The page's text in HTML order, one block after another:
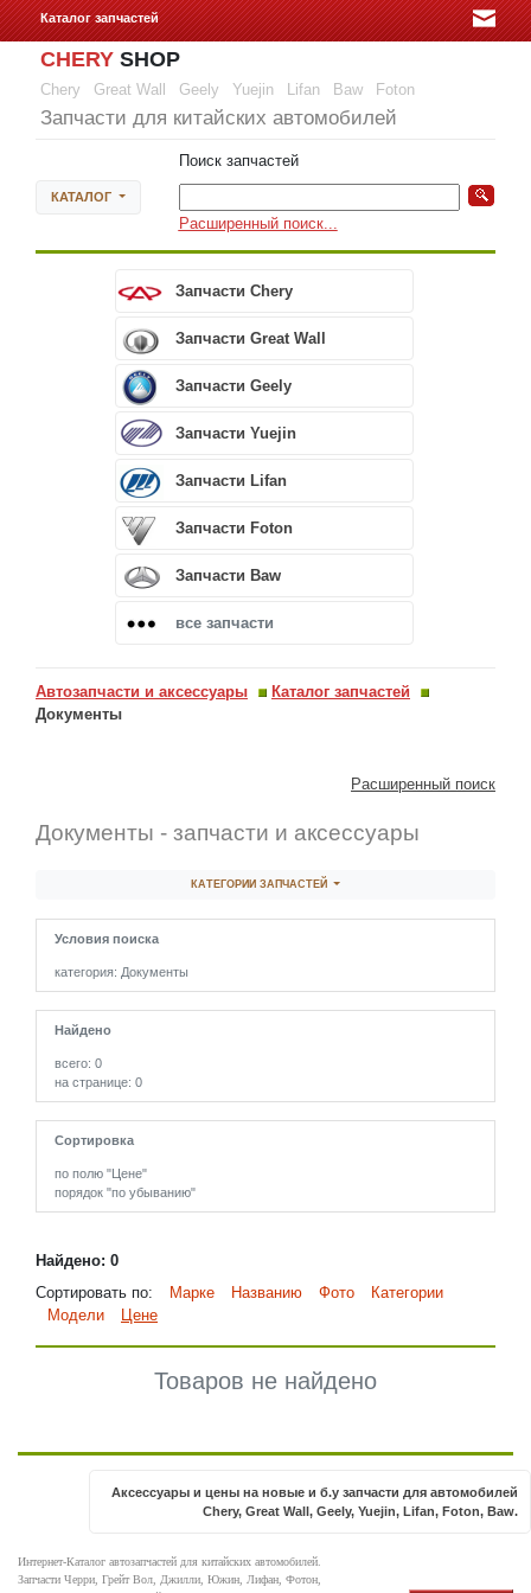
Каталог запчастей
CHERY SHOP
Chery Great Wall Geely Yuejin Lifan Baw Foton
Запчасти для китайских автомобилей
КАТАЛОГ
Поиск запчастей
Расширенный поиск...
Запчасти Chery
Запчасти Great Wall
Запчасти Geely
Запчасти Yuejin
Запчасти Lifan
Запчасти Foton
Запчасти Baw
все запчасти
Автозапчасти и аксессуары
Каталог запчастей
Документы
Расширенный поиск
Документы - запчасти и аксессуары
КАТЕГОРИИ ЗАПЧАСТЕЙ
Условия поиска
категория: Документы
Найдено
всего: 0
на странице: 0
Сортировка
по полю "Цене"
порядок "по убыванию"
Найдено: 0
Сортировать по:
Марке Названию Фото
Категории
Модели
Цене
Товаров не найдено
Аксессуары и цены на новые и б.у запчасти для автомобилей
Chery, Great Wall, Geely, Yuejin, Lifan, Foton, Baw.
Интернет-Каталог автозапчастей для китайских автомобилей.
Запчасти Черри, Грейт Вол, Джилли, Южин, Лифан, Фотон,